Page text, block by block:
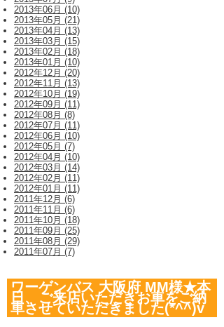
2013年06月 (10)
2013年05月 (21)
2013年04月 (13)
2013年03月 (15)
2013年02月 (18)
2013年01月 (10)
2012年12月 (20)
2012年11月 (13)
2012年10月 (19)
2012年09月 (11)
2012年08月 (8)
2012年07月 (11)
2012年06月 (10)
2012年05月 (7)
2012年04月 (10)
2012年03月 (14)
2012年02月 (11)
2012年01月 (11)
2011年12月 (6)
2011年11月 (6)
2011年10月 (18)
2011年09月 (25)
2011年08月 (29)
2011年07月 (7)
ワーゲンバス 大阪府 MM様★本
日、ご来店いただきお車をご納
車させていただきました(*^^)v